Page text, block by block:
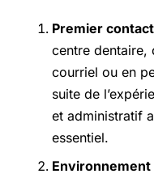
Premier contact
centre dentaire,
courriel ou en
suite de
et administratif
essentiel.